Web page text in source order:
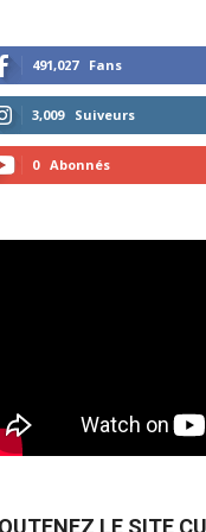
491,027 Fans
3,009 Suiveurs
0 Abonnés
LE SITE